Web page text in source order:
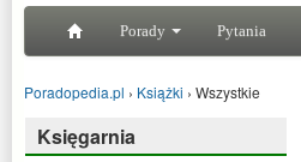
Porady Pytania
Poradopedia.pl › Książki › Wszystkie
Księgarnia